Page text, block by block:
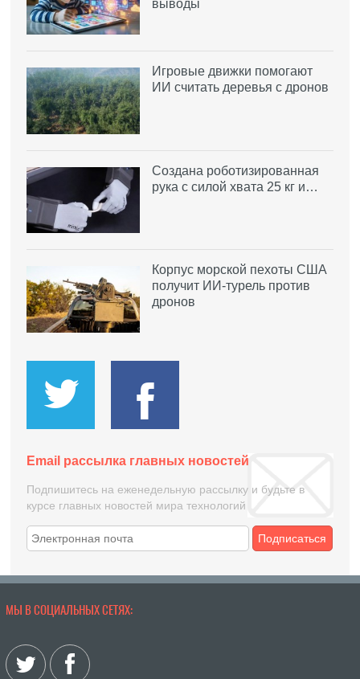
выводы
Игровые движки помогают
ИИ считать деревья с дронов
Создана роботизированная
рука с силой хвата 25 кг и…
Корпус морской пехоты США
получит ИИ-турель против
дронов
Email рассылка главных новостей
Подпишитесь на еженедельную рассылку и будьте в
курсе главных новостей мира технологий
Подписаться
МЫ В СОЦИАЛЬНЫХ СЕТЯХ: